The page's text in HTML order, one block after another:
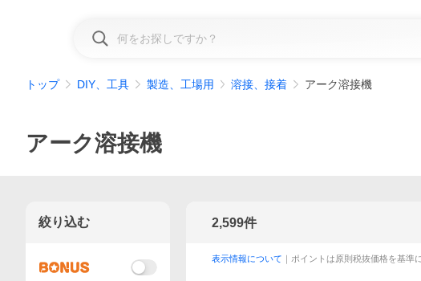
トップ DIY、工具 製造、工場用 溶接、接着 アーク溶接機
アーク溶接機
2,599件
表示情報について ｜ポイントは原則税抜価格を基
絞り込む